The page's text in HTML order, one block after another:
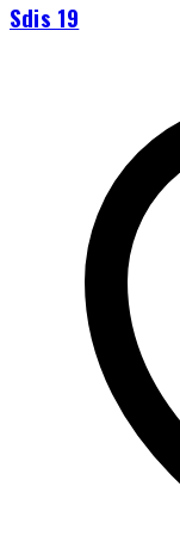
Sdis 19